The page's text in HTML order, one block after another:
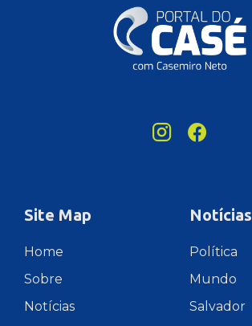
Site Map
Home
Sobre
Notícias
Notícias
Política
Mundo
Salvador